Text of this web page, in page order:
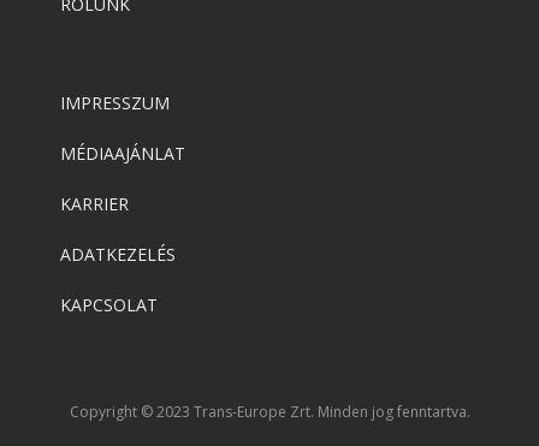
IMPRESSZUM
MÉDIAAJÁNLAT
KARRIER
ADATKEZELÉS
KAPCSOLAT
Copyright © 2023 Trans-Europe Zrt. Minden jog fenntartva.